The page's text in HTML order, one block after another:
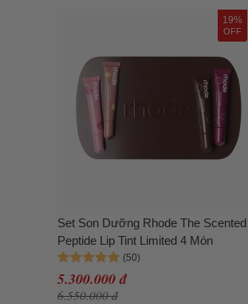
19%
OFF
Set Son Dưỡng Rhode The Scented
Peptide Lip Tint Limited 4 Món
5.300.000 đ
6.550.000 đ